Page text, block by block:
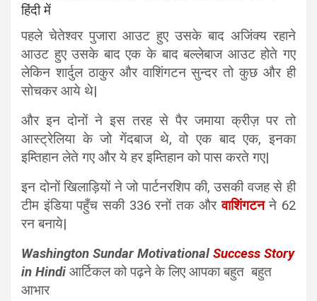
हिंदी में
पहले चेतेश्वर पुजारा आउट हुए उसके बाद अजिंक्य रहाने
आउट हुए उसके बाद एक के बाद बल्लेबाज आउट होते गए
लेकिन शार्दुल ठाकुर और वाशिंगटन सुन्दर तो कुछ और ही
सोचकर आये थे|
और इन दोनों ने इस तरह से पैर जमाया क्रीज़ पर तो
आस्ट्रेलिया के जो गेंदबाज थे, वो एक बाद एक, इनका
इम्तिहान लेते गए और ये हर इम्तिहान को पास करते गए|
इन दोनों खिलाड़ियों ने जो पार्टनरशिप की, उसकी वजह से ही
टीम इंडिया पहुँच सकी 336 रनों तक औरवाशिंगटन ने 62
रन बनाये|
Washington Sundar Motivational Success Story
in Hindi आर्टिकल को पढ़ने के लिए आपका बहुत बहुत
आभार